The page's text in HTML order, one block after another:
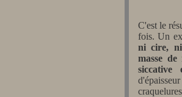
C'est le
fois. Un
ni cire, ni
masse
siccative